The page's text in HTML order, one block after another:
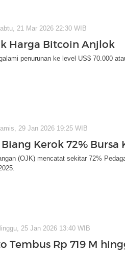
21 Mar 2026 22:30 WIB
Harga Bitcoin Anjlok
penurunan ke level US$ 70.000
29 Jan 2026 19:25 WIB
Kerok 72% Bursa
(OJK) mencatat sekitar 72%
25 Jan 2026 13:40 WIB
Tembus Rp 719 M